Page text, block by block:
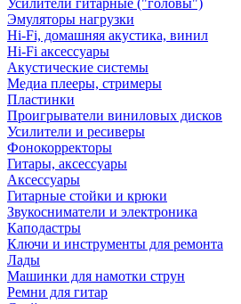
Усилители гитарные ("головы")
Эмуляторы нагрузки
Hi-Fi, домашняя акустика, винил
Hi-Fi аксессуары
Акустические системы
Медиа плееры, стримеры
Пластинки
Проигрыватели виниловых дисков
Усилители и ресиверы
Фонокорректоры
Гитары, аксессуары
Аксессуары
Гитарные стойки и крюки
Звукосниматели и электроника
Каподастры
Ключи и инструменты для ремонта
Лады
Машинки для намотки струн
Ремни для гитар